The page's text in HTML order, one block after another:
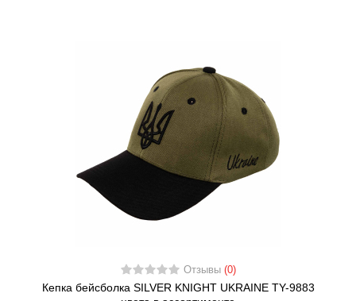
Отзывы (0)
Кепка бейсболка SILVER KNIGHT UKRAINE TY-9883